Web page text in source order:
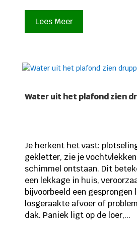
Lees Meer
Water uit het plafond zien
Je herkent het vast:
gekletter, zie je
schimmel ontstaan. Dit
een lekkage in huis,
bijvoorbeeld een gesprongen
losgeraakte afvoer of
dak. Paniek ligt op de loer,...